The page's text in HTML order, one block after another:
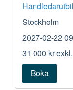
Stockholm
2027-02-22
31 000 kr
Boka